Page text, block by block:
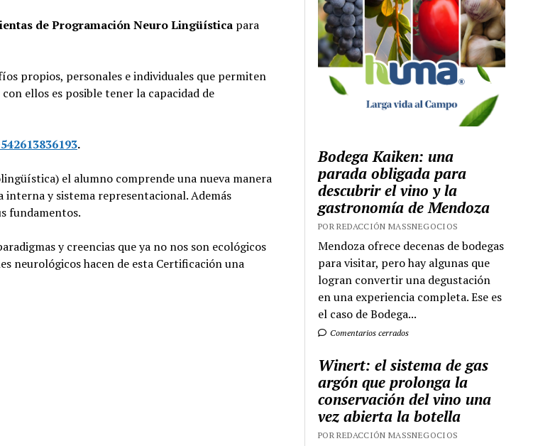
de Programación Neuro Lingüísticapara
propios, personales e individuales que permiten
ellos es posible tener la capacidad de
.
el alumno comprende una nueva manera
interna y sistema representacional. Además
fundamentos.
y creencias que ya no nos son ecológicos
neurológicos hacen de esta Certificación una
Bodega Kaiken: una
parada obligada para
descubrir el vino y la
gastronomía de Mendoza
POR REDACCIÓN MASSNEGOCIOS
Mendoza ofrece decenas de bodegas
para visitar, pero hay algunas que
logran convertir una degustación
en una experiencia completa. Ese es
el caso de Bodega...
Comentarios cerrados
Winert: el sistema de gas
argón que prolonga la
conservación del vino una
vez abierta la botella
POR REDACCIÓN MASSNEGOCIOS